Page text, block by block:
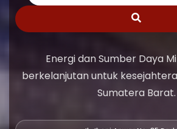
Energi dan Sumber Daya
berkelanjutan untuk
Sumatera Barat.